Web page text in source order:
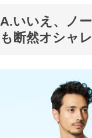
A.いいえ、ノ
も断然オシャレ